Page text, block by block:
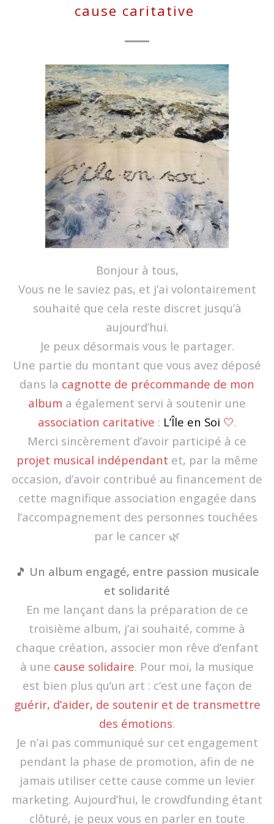
cause caritative
Bonjour à tous,
Vous ne le saviez pas, et j’ai volontairement
souhaité que cela reste discret jusqu’à
aujourd’hui.
Je peux désormais vous le partager.
Une partie du montant que vous avez déposé
dans la cagnotte de précommande de mon
album a également servi à soutenir une
association caritative : L’Île en Soi 🤍.
Merci sincèrement d’avoir participé à ce
projet musical indépendant et, par la même
occasion, d’avoir contribué au financement de
cette magnifique association engagée dans
l’accompagnement des personnes touchées
par le cancer 🌿
🎵 Un album engagé, entre passion musicale
et solidarité
En me lançant dans la préparation de ce
troisième album, j’ai souhaité, comme à
chaque création, associer mon rêve d’enfant
à une cause solidaire. Pour moi, la musique
est bien plus qu’un art : c’est une façon de
guérir, d’aider, de soutenir et de transmettre
des émotions.
Je n’ai pas communiqué sur cet engagement
pendant la phase de promotion, afin de ne
jamais utiliser cette cause comme un levier
marketing. Aujourd’hui, le crowdfunding étant
clôturé, je peux vous en parler en toute